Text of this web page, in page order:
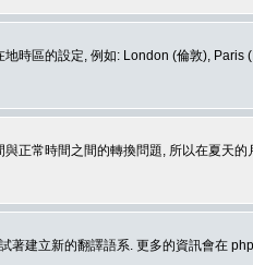
時區的設定, 例如: London (倫敦), Paris
正常時間之間的轉換問題, 所以在夏天
著建立新的翻譯語系. 更多的資訊會在